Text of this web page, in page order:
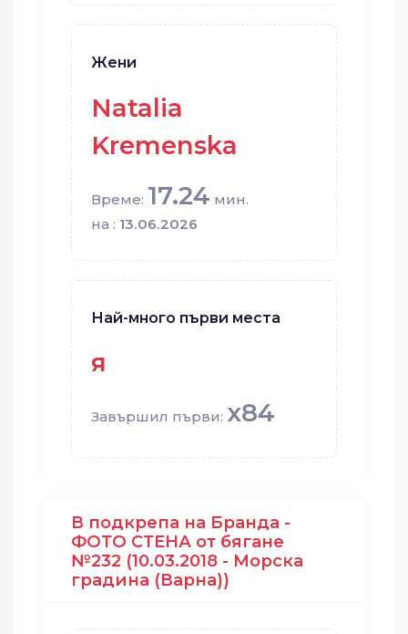
Жени
Natalia
Kremenska
Време: 17.24 мин.
на : 13.06.2026
Най-много първи места
я
Завършил първи: x84
В подкрепа на Бранда -
ФОТО СТЕНА от бягане
№232 (10.03.2018 - Морска
градина (Варна))